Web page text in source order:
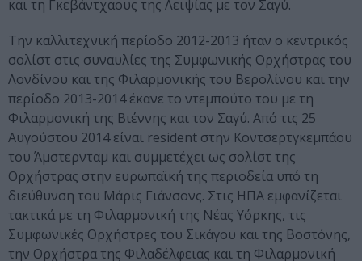
και τη Γκεβάντχαους της Λειψίας με τον Σαγύ.
Την καλλιτεχνική περίοδο 2012-2013 ήταν ο κεντρικός
σολίστ στις συναυλίες της Συμφωνικής Ορχήστρας του
Λονδίνου και της Φιλαρμονικής του Βερολίνου και την
περίοδο 2013-2014 έκανε το ντεμπούτο του με τη
Φιλαρμονική της Βιέννης και τον Σαγύ. Από τις 25
Αυγούστου 2014 είναι resident στην Κοντσερτγκεμπάου
του Άμστερνταμ και συμμετέχει ως σολίστ της
Ορχήστρας στην ευρωπαϊκή της περιοδεία υπό τη
διεύθυνση του Μάρις Γιάνσονς. Στις ΗΠΑ εμφανίζεται
τακτικά με τη Φιλαρμονική της Νέας Υόρκης, τις
Συμφωνικές Ορχήστρες του Σικάγου και της Βοστόνης,
την Ορχήστρα της Φιλαδέλφειας και τη Φιλαρμονική